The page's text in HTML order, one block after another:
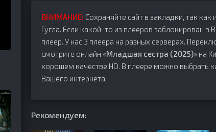
ВНИМАНИЕ: Сохраняйте сайт в закладки, так
Гугла. Если какой-то из плееров заблокирован
плеер. У нас 3 плеера на разных серверах.
смотрите онлайн «Младшая сестра (2025)» на
хорошем качестве HD. В плеере можно выбрать
Вашего интернета.
Рекомендуем: